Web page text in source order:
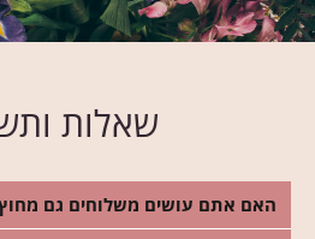
שאלות
האם אתם עושים משלוחים גם